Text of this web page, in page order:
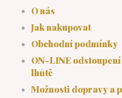
O nás
Jak nakupovat
Obchodní podmínky
ON-LINE
lhůtě
Možnosti dopravy a